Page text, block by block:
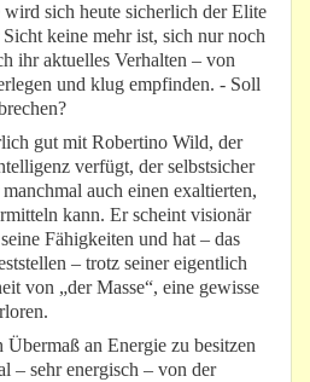
sich heute sicherlich der Elite
keine mehr ist, sich nur noch
ihr aktuelles Verhalten – von
und klug empfinden. - Soll
gut mit Robertino Wild, der
verfügt, der selbstsicher
auch einen exaltierten,
kann. Er scheint visionär
Fähigkeiten und hat – das
– trotz seiner eigentlich
von „der Masse“, eine gewisse
an Energie zu besitzen
– sehr energisch – von der